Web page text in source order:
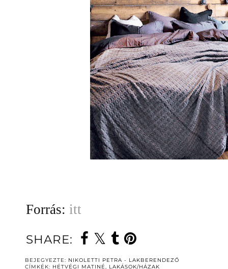
Forrás: itt
SHARE:
BEJEGYEZTE: NIKOLETTI PETRA - LAKBERENDEZŐ
CÍMKÉK: HÉTVÉGI MATINÉ, LAKÁSOK/HÁZAK